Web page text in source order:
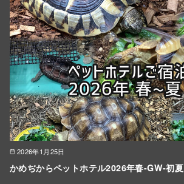
2026年1月25日
かめぢからペットホテル2026年春-GW-初夏